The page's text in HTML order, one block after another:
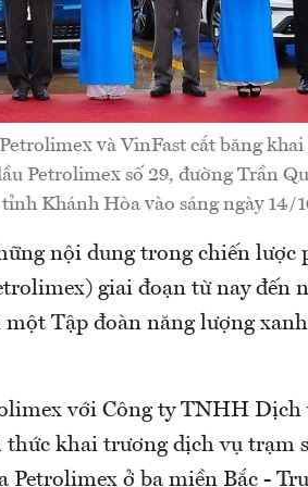
và VinFast cắt băng
Petrolimex số 29, đường Trần
Khánh Hòa vào sáng ngày 14/
nội dung trong chiến lược
giai đoạn từ nay đến
Tập đoàn năng lượng
với Công ty TNHH
khai trương dịch vụ trạm
Petrolimex ở ba miền Bắc -